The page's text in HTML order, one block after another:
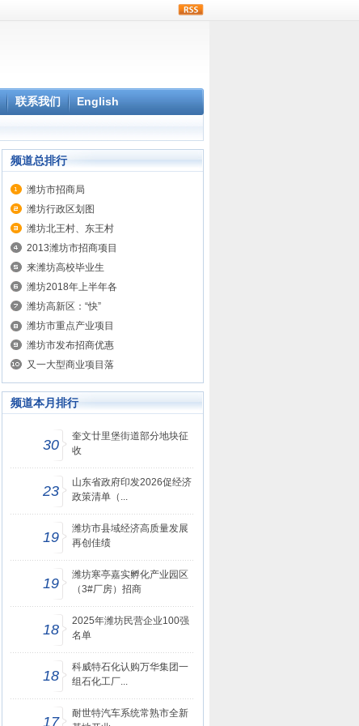
联系我们 English
频道总排行
潍坊市招商局
潍坊行政区划图
潍坊北王村、东王村
2013潍坊市招商项目
来潍坊高校毕业生
潍坊2018年上半年各
潍坊高新区：“快”
潍坊市重点产业项目
潍坊市发布招商优惠
又一大型商业项目落
频道本月排行
30
奎文廿里堡街道部分地块征
收
23
山东省政府印发2026促经济
政策清单（...
19
潍坊市县域经济高质量发展
再创佳绩
19
潍坊寒亭嘉实孵化产业园区
（3#厂房）招商
18
2025年潍坊民营企业100强
名单
18
科威特石化认购万华集团一
组石化工厂...
17
耐世特汽车系统常熟市全新